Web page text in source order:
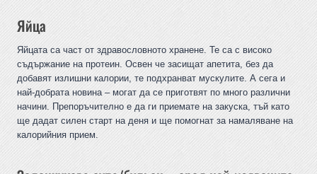
Яйца
Яйцата са част от здравословното хранене. Те са с високо
съдържание на протеин. Освен че засищат апетита, без да
добавят излишни калории, те подхранват мускулите. А сега и
най-добрата новина – могат да се приготвят по много различни
начини. Препоръчително е да ги приемате на закуска, тъй като
ще дадат силен старт на деня и ще помогнат за намаляване на
калорийния прием.